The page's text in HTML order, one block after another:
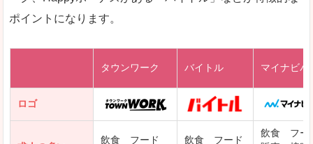
レバテックキャリア
DODAエンジニア IT
ポイントになります。
タウンワーク バイトル マイナビバ
ロゴ
飲食 フード
飲食 フード
飲食 フー